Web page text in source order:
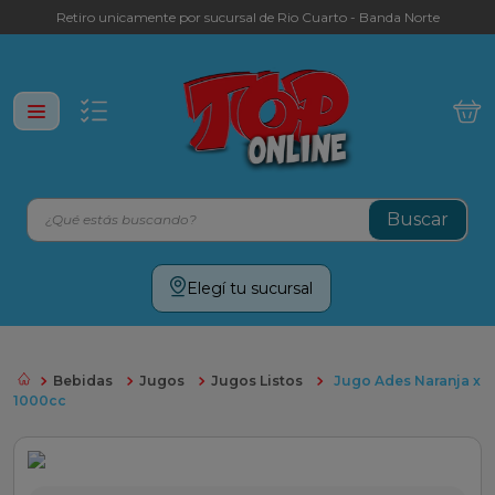
Retiro unicamente por sucursal de Rio Cuarto - Banda Norte
¿Qué estás buscando?
Elegí tu sucursal
Bebidas Jugos Jugos Listos
Jugo Ades Naranja x
1000cc
Términos más buscados